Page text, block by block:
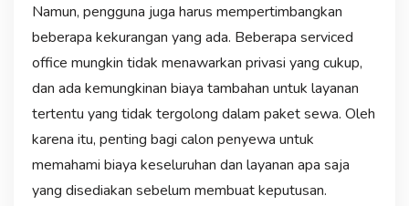
Namun, pengguna juga harus mempertimbangkan
beberapa kekurangan yang ada. Beberapa serviced
office mungkin tidak menawarkan privasi yang cukup,
dan ada kemungkinan biaya tambahan untuk layanan
tertentu yang tidak tergolong dalam paket sewa. Oleh
karena itu, penting bagi calon penyewa untuk
memahami biaya keseluruhan dan layanan apa saja
yang disediakan sebelum membuat keputusan.